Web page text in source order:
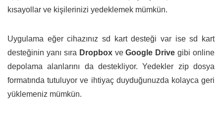
kısayollar ve kişilerinizi yedeklemek mümkün.
Uygulama eğer cihazınız sd kart desteği var ise sd kart
desteğinin yanı sıra DropboxveGoogle Drive gibi online
depolama alanlarını da destekliyor. Yedekler zip dosya
formatında tutuluyor ve ihtiyaç duyduğunuzda kolayca geri
yüklemeniz mümkün.